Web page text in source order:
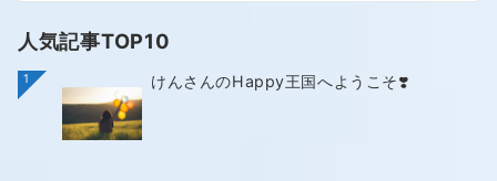
人気記事TOP10
1 けんさんのHappy王国へようこそ❣️